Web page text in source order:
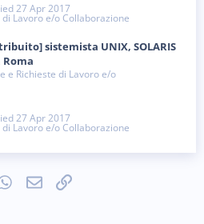
Lavoro e/o Collaborazione
27 Apr 2017
sistemista UNIX, SOLARIS
Roma
e Richieste di Lavoro e/o
Lavoro e/o Collaborazione
27 Apr 2017
WhatsApp
e-mailLink